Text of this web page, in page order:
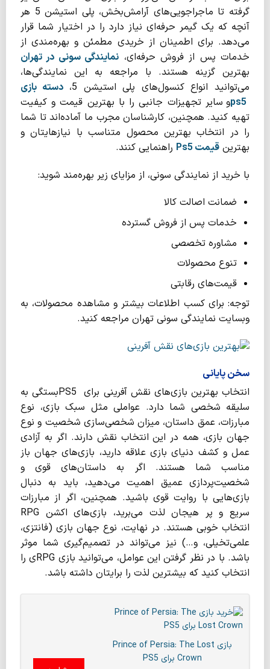
گرفته تا ماجراجویی‌های آرامش‌بخش، پلی استیشن 5 هر
آنچه که یک گیمر حرفه‌ای نیاز دارد را در اختیار شما قرار
می‌دهد. برای اطمینان از خریدی مطمئن و بهره‌مندی از
خدمات پس از فروش حرفه‌ای، نمایندگی‌ سونی در تهران
بهترین گزینه هستند. با مراجعه به این نمایندگی‌ها،
می‌توانید انواع کنسول‌های پلی استیشن 5،
دسته بازی
ps5
و سایر تجهیزات جانبی را با بهترین قیمت و کیفیت
تهیه کنید. همچنین، کارشناسان مجرب ما آماده‌اند تا شما
را در انتخاب بهترین محصول متناسب با نیازهایتان و
بهترین قیمتPs5 راهنمایی کنند.
با خرید از نمایندگی سونی، از مزایای زیر بهره‌مند شوید:
ضمانت اصالت کالا
خدمات پس از فروش گسترده
مشاوره تخصصی
تنوع محصولات
قیمت‌های رقابتی
توجه: برای کسب اطلاعات بیشتر و مشاهده محصولات، به
وبسایت نمایندگی سونی تهران مراجعه کنید.
سخن پایانی
انتخاب بهترین بازی‌های نقش آفرینی برای PS5بستگی به
سلیقه شخصی شما دارد. عواملی مثل سبک بازی، نوع
مبارزات، عمق داستان، میزان شخصی‌سازی شخصیت و نوع
جهان بازی، همه در این انتخاب نقش دارند. اگر به آزادی
عمل و کشف دنیای بازی علاقه دارید، بازی‌های جهان باز
مناسب شما هستند. اگر به داستان‌های قوی و
شخصیت‌پردازی عمیق اهمیت می‌دهید، باید به دنبال
بازی‌هایی با روایت قوی باشید. همچنین، اگر از مبارزات
سریع و پر هیجان لذت می‌برید، بازی‌های اکشن RPG
انتخاب خوبی هستند. در نهایت، نوع جهان بازی (فانتزی،
علمی‌تخیلی، و…) نیز می‌تواند در تصمیم‌گیری شما موثر
باشد. با در نظر گرفتن این عوامل، می‌توانید بازی RPGی را
انتخاب کنید که بیشترین لذت را برایتان داشته باشد.
بازی Prince of Persia: The Lost
Crown برای PS5